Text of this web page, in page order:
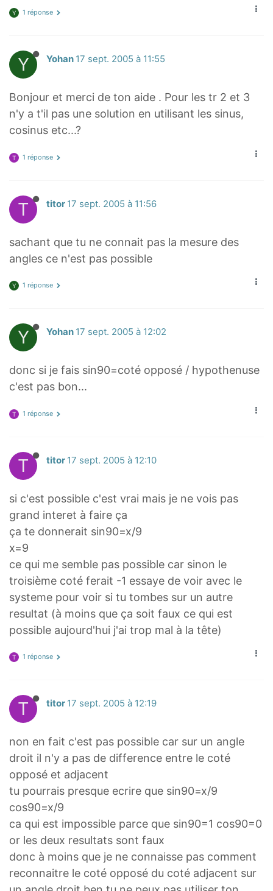
Y 1 réponse
Y Yohan 17 sept. 2005 à 11:55
Bonjour et merci de ton aide . Pour les tr 2 et 3
n'y a t'il pas une solution en utilisant les sinus,
cosinus etc...?
T 1 réponse
T titor 17 sept. 2005 à 11:56
sachant que tu ne connait pas la mesure des
angles ce n'est pas possible
Y 1 réponse
Y Yohan 17 sept. 2005 à 12:02
donc si je fais sin90=coté opposé / hypothenuse
c'est pas bon...
T 1 réponse
T titor 17 sept. 2005 à 12:10
si c'est possible c'est vrai mais je ne vois pas
grand interet à faire ça
ça te donnerait sin90=x/9
x=9
ce qui me semble pas possible car sinon le
troisième coté ferait -1 essaye de voir avec le
systeme pour voir si tu tombes sur un autre
resultat (à moins que ça soit faux ce qui est
possible aujourd'hui j'ai trop mal à la tête)
T 1 réponse
T titor 17 sept. 2005 à 12:19
non en fait c'est pas possible car sur un angle
droit il n'y a pas de difference entre le coté
opposé et adjacent
tu pourrais presque ecrire que sin90=x/9
cos90=x/9
ca qui est impossible parce que sin90=1 cos90=0
or les deux resultats sont faux
donc à moins que je ne connaisse pas comment
reconnaitre le coté opposé du coté adjacent sur